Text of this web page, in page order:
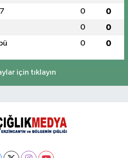
0 0
0 0
0 0
için tıklayın